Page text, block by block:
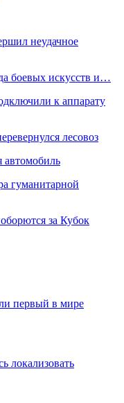
неудачное
боевых искусств и…
к аппарату
лесовоз
автомобиль
гуманитарной
за Кубок
первый в мире
локализовать